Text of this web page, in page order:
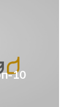
10